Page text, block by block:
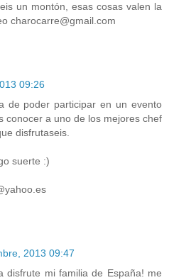
un montón, esas cosas valen la
charocarre@gmail.com
09:26
de poder participar en un evento
conocer a uno de los mejores chef
disfrutaseis.
suerte :)
2013 09:47
disfrute mi familia de España! me